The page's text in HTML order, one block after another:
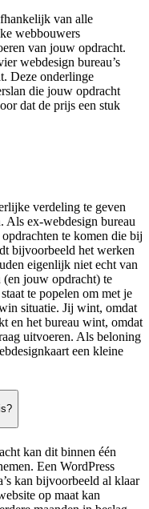
van alle
webbouwers
van jouw opdracht.
webdesign bureau’s
Deze onderlinge
die jouw opdracht
dat de prijs een stuk
verdeling te geven
Als ex-webdesign bureau
te komen die bij
bijvoorbeeld het werken
eigenlijk niet echt van
(en jouw opdracht) te
te popelen om met je
situatie. Jij wint, omdat
en het bureau wint, omdat
uitvoeren. Als beloning
een kleine
kan dit binnen één
Een WordPress
kan bijvoorbeeld al klaar
op maat kan